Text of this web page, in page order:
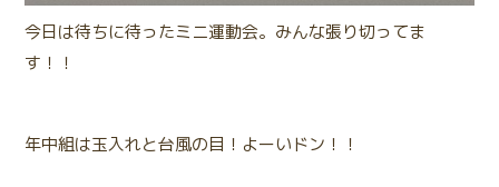
今日は待ちに待ったミニ運動会。みんな張り切ってま
す！！
年中組は玉入れと台風の目！よーいドン！！